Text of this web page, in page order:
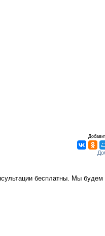
бесплатны. Мы